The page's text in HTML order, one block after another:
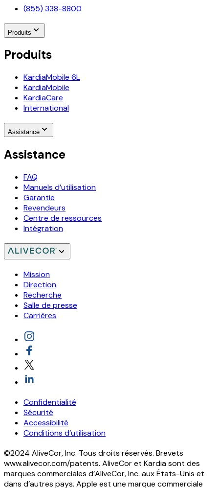
(855) 338-8800
Produits
Produits
KardiaMobile 6L
KardiaMobile
KardiaCare
International
Assistance
Assistance
FAQ
Manuels d’utilisation
Garantie
Revendeurs
Centre de ressources
Intégration
Mission
Direction
Recherche
Salle de presse
Carrières
Confidentialité
Sécurité
Accessibilité
Conditions d’utilisation
©2024 AliveCor, Inc. Tous droits réservés. Brevets
www.alivecor.com/patents. AliveCor et Kardia sont des
marques commerciales d’AliveCor, Inc. aux États-Unis et
dans d’autres pays. Apple est une marque commerciale